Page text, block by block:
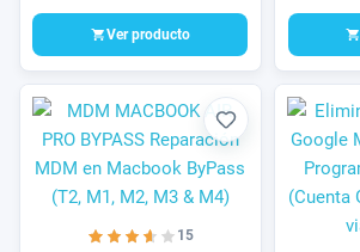
Ver producto
Favorito
15